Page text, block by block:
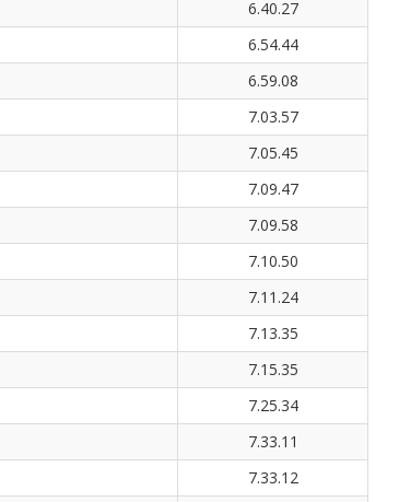
6.40.27
6.54.44
6.59.08
7.03.57
7.05.45
7.09.47
7.09.58
7.10.50
7.11.24
7.13.35
7.15.35
7.25.34
7.33.11
7.33.12